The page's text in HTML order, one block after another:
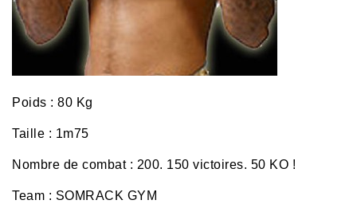
Poids : 80 Kg
Taille : 1m75
Nombre de combat : 200. 150 victoires. 50 KO !
Team : SOMRACK GYM